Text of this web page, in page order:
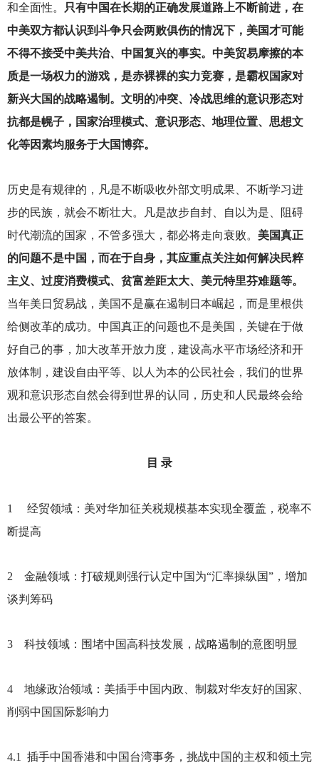
和全面性。
只有中国在长期的正确发展道路上不断前进，在
中美双方都认识到斗争只会两败俱伤的情况下，美国才可能
不得不接受中美共治、中国复兴的事实。中美贸易摩擦的本
质是一场权力的游戏，是赤裸裸的实力竞赛，是霸权国家对
新兴大国的战略遏制。文明的冲突、冷战思维的意识形态对
抗都是幌子，国家治理模式、意识形态、地理位置、思想文
化等因素均服务于大国博弈。
历史是有规律的，凡是不断吸收外部文明成果、不断学习进
步的民族，就会不断壮大。凡是故步自封、自以为是、阻碍
时代潮流的国家，不管多强大，都必将走向衰败。 美国真正
的问题不是中国，而在于自身，其应重点关注如何解决民粹
主义、过度消费模式、贫富差距太大、美元特里芬难题等。
当年美日贸易战，美国不是赢在遏制日本崛起，而是里根供
给侧改革的成功。中国真正的问题也不是美国，关键在于做
好自己的事，加大改革开放力度，建设高水平市场经济和开
放体制，建设自由平等、以人为本的公民社会，我们的世界
观和意识形态自然会得到世界的认同，历史和人民最终会给
出最公平的答案。
目 录
1 经贸领域：美对华加征关税规模基本实现全覆盖，税率不
断提高
2 金融领域：打破规则强行认定中国为“汇率操纵国”，增加
谈判筹码
3 科技领域：围堵中国高科技发展，战略遏制的意图明显
4 地缘政治领域：美插手中国内政、制裁对华友好的国家、
削弱中国国际影响力
4.1 插手中国香港和中国台湾事务，挑战中国的主权和领土完